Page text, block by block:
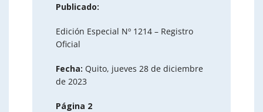
Publicado:
Edición Especial Nº 1214 – Registro
Oficial
Fecha: Quito, jueves 28 de diciembre
de 2023
Página 2